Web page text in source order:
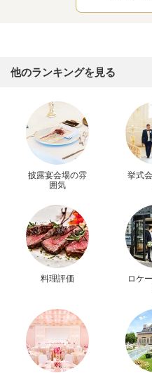
他のランキングを見る
披露宴会場の雰
囲気
挙式
料理評価
ロケ